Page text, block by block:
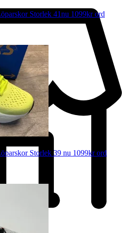
Storlek 41nu 1099kr ord
Storlek 39 nu 1099kr ord